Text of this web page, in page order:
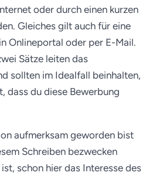
oder durch einen kurzen
Gleiches gilt auch für eine
Onlineportal oder per E-Mail.
Sätze leiten das
sollten im Idealfall beinhalten,
dass du diese Bewerbung
aufmerksam geworden bist
Schreiben bezwecken
schon hier das Interesse des